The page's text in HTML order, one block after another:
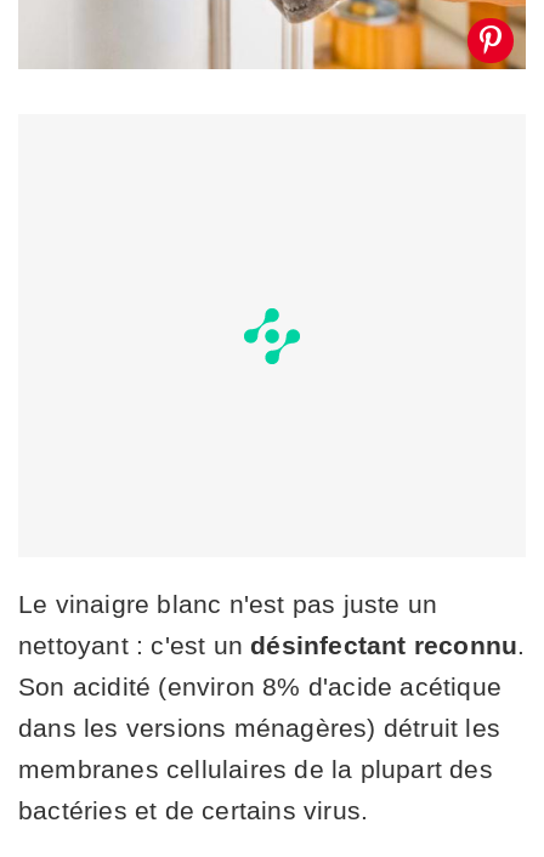
Le vinaigre blanc n'est pas juste un
nettoyant : c'est undésinfectant reconnu.
Son acidité (environ 8% d'acide acétique
dans les versions ménagères) détruit les
membranes cellulaires de la plupart des
bactéries et de certains virus.